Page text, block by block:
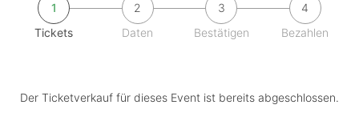
1
Tickets
2
Daten
3
Bestätigen
4
Bezahlen
Der Ticketverkauf für dieses Event ist bereits abgeschlossen.